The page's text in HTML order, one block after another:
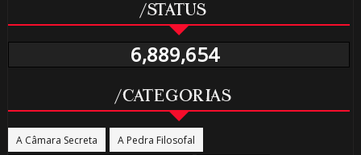
/STATUS
6,889,654
/CATEGORIAS
A Câmara Secreta A Pedra Filosofal
🎈
⚡